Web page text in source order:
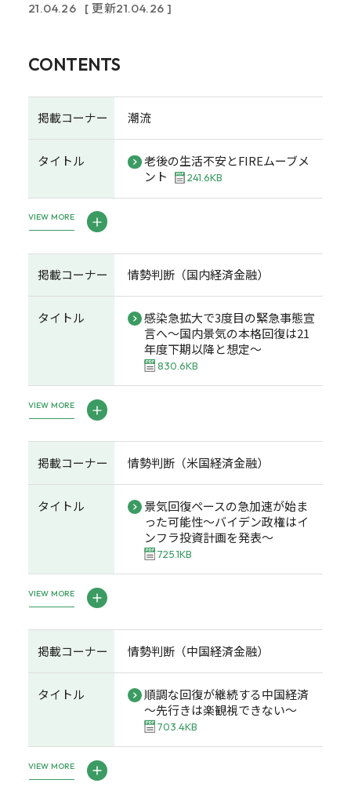
21.04.26 [ 更新21.04.26 ]
CONTENTS
掲載コーナー 潮流
タイトル
老後の生活不安とFIREムーブメ
ント
241.6KB
VIEW MORE
掲載コーナー 情勢判断（国内経済金融）
タイトル
感染急拡大で3度目の緊急事態宣
言へ～国内景気の本格回復は21
年度下期以降と想定～
830.6KB
VIEW MORE
掲載コーナー 情勢判断（米国経済金融）
タイトル
景気回復ペースの急加速が始ま
った可能性～バイデン政権はイ
ンフラ投資計画を発表～
725.1KB
VIEW MORE
掲載コーナー 情勢判断（中国経済金融）
タイトル
順調な回復が継続する中国経済
～先行きは楽観視できない～
703.4KB
VIEW MORE